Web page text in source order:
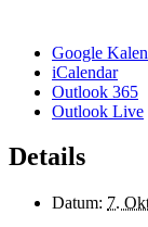
Google
iCalendar
Outlook 365
Outlook Live
Details
Datum: 7.